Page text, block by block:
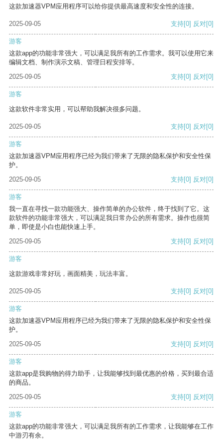
这款加速器VPM应用程序可以给你提供最高速度和安全性的连接。
2025-09-05 支持[0] 反对[0]
游客
这款app的功能非常强大，可以满足我所有的工作需求。我可以使用它来
编辑文档、制作演示文稿、管理日程安排等。
2025-09-05
支持[0] 反对[0]
游客
这款软件非常实用，可以帮助我解决很多问题。
2025-09-05 支持[0] 反对[0]
游客
这款加速器VPM应用程序已经为我们带来了无限的隐私保护和安全性保
护。
2025-09-05
支持[0] 反对[0]
游客
我一直在寻找一款功能强大、操作简单的办公软件，终于找到了它。这
款软件的功能非常强大，可以满足我日常办公的所有需求。操作也很简
单，即使是小白也能快速上手。
2025-09-05
支持[0] 反对[0]
游客
这款游戏非常好玩，画面精美，玩法丰富。
2025-09-05 支持[0] 反对[0]
游客
这款加速器VPM应用程序已经为我们带来了无限的隐私保护和安全性保
护。
2025-09-05
支持[0] 反对[0]
游客
这款app是我购物的得力助手，让我能够找到最优惠的价格，买到最合适
的商品。
2025-09-05
支持[0] 反对[0]
游客
这款app的功能非常强大，可以满足我所有的工作需求，让我能够在工作
中游刃有余。